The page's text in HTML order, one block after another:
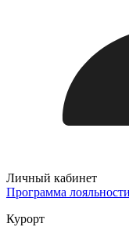
Личный кабинет
Программа лояльности
Курорт